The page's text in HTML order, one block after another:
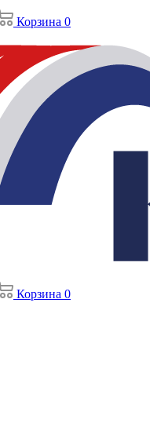
Корзина 0
Корзина 0